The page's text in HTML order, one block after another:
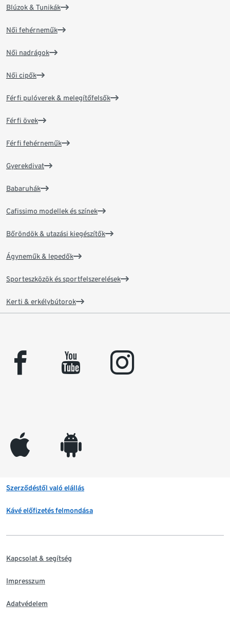
Blúzok & Tunikák
Női fehérneműk
Női nadrágok
Női cipők
Férfi pulóverek & melegítőfelsők
Férfi övek
Férfi fehérneműk
Gyerekdivat
Babaruhák
Cafissimo modellek és színek
Bőröndök & utazási kiegészítők
Ágyneműk & lepedők
Sporteszközök és sportfelszerelések
Kerti & erkélybútorok
facebook youtube instagram
appleinc android
Szerződéstől való elállás
Kávé előfizetés felmondása
Kapcsolat & segítség
Impresszum
Adatvédelem